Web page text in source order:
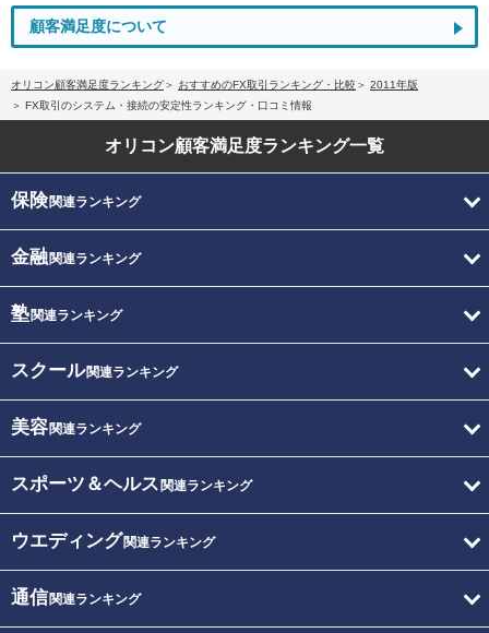
顧客満足度について
オリコン顧客満足度ランキング おすすめのFX取引ランキング・比較
2011年版
FX取引のシステム・接続の安定性ランキング・口コミ情報
オリコン顧客満足度ランキング一覧
保険関連ランキング
金融関連ランキング
塾関連ランキング
スクール関連ランキング
美容関連ランキング
スポーツ＆ヘルス 関連ランキング
ウエディング関連ランキング
通信関連ランキング